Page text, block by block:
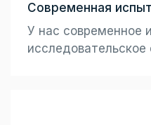
Современная
У нас современное
исследовательское